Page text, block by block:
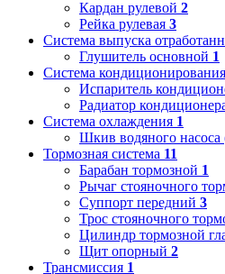
Кардан рулевой 2
Рейка рулевая 3
Система выпуска
Глушитель основной 1
Система кондиционирования
Испаритель
Радиатор
Система охлаждения 1
Шкив водяного
Тормозная система 11
Барабан тормозной 1
Рычаг стояночного
Суппорт передний 3
Трос стояночного
Цилиндр тормозной
Щит опорный 2
Трансмиссия 1